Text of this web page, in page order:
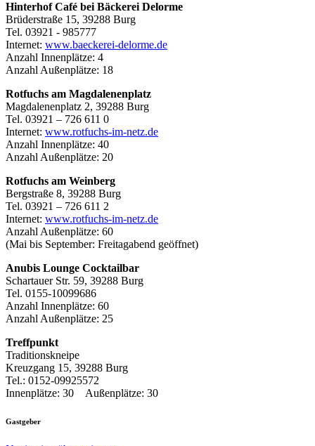
Hinterhof Café bei Bäckerei Delorme
Brüderstraße 15, 39288 Burg
Tel. 03921 - 985777
Internet: www.baeckerei-delorme.de
Anzahl Innenplätze: 4
Anzahl Außenplätze: 18
Rotfuchs am Magdalenenplatz
Magdalenenplatz 2, 39288 Burg
Tel. 03921 – 726 611 0
Internet: www.rotfuchs-im-netz.de
Anzahl Innenplätze: 40
Anzahl Außenplätze: 20
Rotfuchs am Weinberg
Bergstraße 8, 39288 Burg
Tel. 03921 – 726 611 2
Internet: www.rotfuchs-im-netz.de
Anzahl Außenplätze: 60
(Mai bis September: Freitagabend geöffnet)
Anubis Lounge Cocktailbar
Schartauer Str. 59, 39288 Burg
Tel. 0155-10099686
Anzahl Innenplätze: 60
Anzahl Außenplätze: 25
Treffpunkt
Traditionskneipe
Kreuzgang 15, 39288 Burg
Tel.: 0152-09925572
Innenplätze: 30 Außenplätze: 30
Gastgeber